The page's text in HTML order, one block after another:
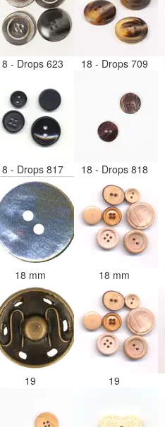
- Drops 623 18 - Drops 709
- Drops 817 18 - Drops 818
18 mm 18 mm
19 19